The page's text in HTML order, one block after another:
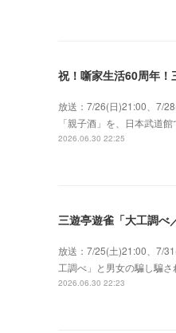
祝！噺家生活60周年
放送：7/26(日)21:00、7/
「親子酒」を、日本武道
2026.06.30 22:25
三遊亭遊雀「大工調べ
放送：7/25(土)21:00、7/
工調べ」と男女の騙し騙
2026.06.30 22:23